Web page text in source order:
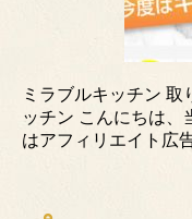
ミラブルキッチン 取
ッチン こんにちは、
はアフィリエイト広